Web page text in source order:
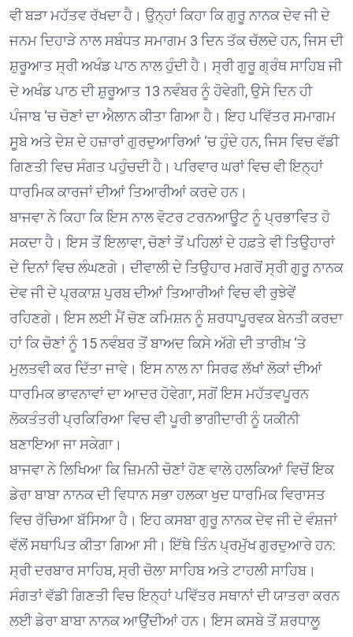
ਵੀ ਬੜਾ ਮਹੱਤਵ ਰੱਖਦਾ ਹੈ। ਉਨ੍ਹਾਂ ਕਿਹਾ ਕਿ ਗੁਰੂ ਨਾਨਕ ਦੇਵ ਜੀ ਦੇ
ਜਨਮ ਦਿਹਾੜੇ ਨਾਲ ਸਬੰਧਤ ਸਮਾਗਮ 3 ਦਿਨ ਤੱਕ ਚੱਲਦੇ ਹਨ, ਜਿਸ ਦੀ
ਸ਼ੁਰੂਆਤ ਸ੍ਰੀ ਅਖੰਡ ਪਾਠ ਨਾਲ ਹੁੰਦੀ ਹੈ। ਸ੍ਰੀ ਗੁਰੂ ਗ੍ਰੰਥ ਸਾਹਿਬ ਜੀ
ਦੇ ਅਖੰਡ ਪਾਠ ਦੀ ਸ਼ੁਰੂਆਤ 13 ਨਵੰਬਰ ਨੂੰ ਹੋਵੇਗੀ, ਉਸੇ ਦਿਨ ਹੀ
ਪੰਜਾਬ ‘ਚ ਚੋਣਾਂ ਦਾ ਐਲਾਨ ਕੀਤਾ ਗਿਆ ਹੈ। ਇਹ ਪਵਿੱਤਰ ਸਮਾਗਮ
ਸੂਬੇ ਅਤੇ ਦੇਸ਼ ਦੇ ਹਜ਼ਾਰਾਂ ਗੁਰਦੁਆਰਿਆਂ ‘ਚ ਹੁੰਦੇ ਹਨ, ਜਿਸ ਵਿਚ ਵੱਡੀ
ਗਿਣਤੀ ਵਿਚ ਸੰਗਤ ਪਹੁੰਚਦੀ ਹੈ। ਪਰਿਵਾਰ ਘਰਾਂ ਵਿਚ ਵੀ ਇਨ੍ਹਾਂ
ਧਾਰਮਿਕ ਕਾਰਜਾਂ ਦੀਆਂ ਤਿਆਰੀਆਂ ਕਰਦੇ ਹਨ।
ਬਾਜਵਾ ਨੇ ਕਿਹਾ ਕਿ ਇਸ ਨਾਲ ਵੋਟਰ ਟਰਨਆਊਟ ਨੂੰ ਪ੍ਰਭਾਵਿਤ ਹੋ
ਸਕਦਾ ਹੈ। ਇਸ ਤੋਂ ਇਲਾਵਾ, ਚੋਣਾਂ ਤੋਂ ਪਹਿਲਾਂ ਦੇ ਹਫ਼ਤੇ ਵੀ ਤਿਉਹਾਰਾਂ
ਦੇ ਦਿਨਾਂ ਵਿਚ ਲੰਘਣਗੇ। ਦੀਵਾਲੀ ਦੇ ਤਿਉਹਾਰ ਮਗਰੋਂ ਸ੍ਰੀ ਗੁਰੂ ਨਾਨਕ
ਦੇਵ ਜੀ ਦੇ ਪ੍ਰਕਾਸ਼ ਪੁਰਬ ਦੀਆਂ ਤਿਆਰੀਆਂ ਵਿਚ ਵੀ ਰੁਝੇਵੇਂ
ਰਹਿਣਗੇ। ਇਸ ਲਈ ਮੈਂ ਚੋਣ ਕਮਿਸ਼ਨ ਨੂੰ ਸ਼ਰਧਾਪੂਰਵਕ ਬੇਨਤੀ ਕਰਦਾ
ਹਾਂ ਕਿ ਚੋਣਾਂ ਨੂੰ 15 ਨਵੰਬਰ ਤੋਂ ਬਾਅਦ ਕਿਸੇ ਅੱਗੇ ਦੀ ਤਾਰੀਖ਼ ‘ਤੇ
ਮੁਲਤਵੀ ਕਰ ਦਿੱਤਾ ਜਾਵੇ। ਇਸ ਨਾਲ ਨਾ ਸਿਰਫ ਲੱਖਾਂ ਲੋਕਾਂ ਦੀਆਂ
ਧਾਰਮਿਕ ਭਾਵਨਾਵਾਂ ਦਾ ਆਦਰ ਹੋਵੇਗਾ, ਸਗੋਂ ਇਸ ਮਹੱਤਵਪੂਰਨ
ਲੋਕਤੰਤਰੀ ਪ੍ਰਕਿਰਿਆ ਵਿਚ ਵੀ ਪੂਰੀ ਭਾਗੀਦਾਰੀ ਨੂੰ ਯਕੀਨੀ
ਬਣਾਇਆ ਜਾ ਸਕੇਗਾ।
ਬਾਜਵਾ ਨੇ ਲਿਖਿਆ ਕਿ ਜ਼ਿਮਨੀ ਚੋਣਾਂ ਹੋਣ ਵਾਲੇ ਹਲਕਿਆਂ ਵਿਚੋਂ ਇਕ
ਡੇਰਾ ਬਾਬਾ ਨਾਨਕ ਦੀ ਵਿਧਾਨ ਸਭਾ ਹਲਕਾ ਖੁਦ ਧਾਰਮਿਕ ਵਿਰਾਸਤ
ਵਿਚ ਰੱਚਿਆ ਬੱਸਿਆ ਹੈ। ਇਹ ਕਸਬਾ ਗੁਰੂ ਨਾਨਕ ਦੇਵ ਜੀ ਦੇ ਵੰਸ਼ਜਾਂ
ਵੱਲੋਂ ਸਥਾਪਿਤ ਕੀਤਾ ਗਿਆ ਸੀ। ਇੱਥੇ ਤਿੰਨ ਪ੍ਰਮੁੱਖ ਗੁਰਦੁਆਰੇ ਹਨ:
ਸ੍ਰੀ ਦਰਬਾਰ ਸਾਹਿਬ, ਸ੍ਰੀ ਚੋਲਾ ਸਾਹਿਬ ਅਤੇ ਟਾਹਲੀ ਸਾਹਿਬ।
ਸੰਗਤਾਂ ਵੱਡੀ ਗਿਣਤੀ ਵਿਚ ਇਨ੍ਹਾਂ ਪਵਿੱਤਰ ਸਥਾਨਾਂ ਦੀ ਯਾਤਰਾ ਕਰਨ
ਲਈ ਡੇਰਾ ਬਾਬਾ ਨਾਨਕ ਆਉਂਦੀਆਂ ਹਨ। ਇਸ ਕਸਬੇ ਤੋਂ ਸ਼ਰਧਾਲੂ